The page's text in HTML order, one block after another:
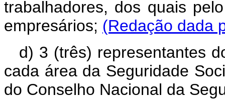
trabalhadores, dos quais
empresários; (Redação dada
d) 3 (três) representantes
cada área da Seguridade
do Conselho Nacional da